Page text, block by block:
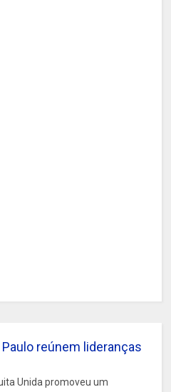
reúnem lideranças
Unida promoveu um